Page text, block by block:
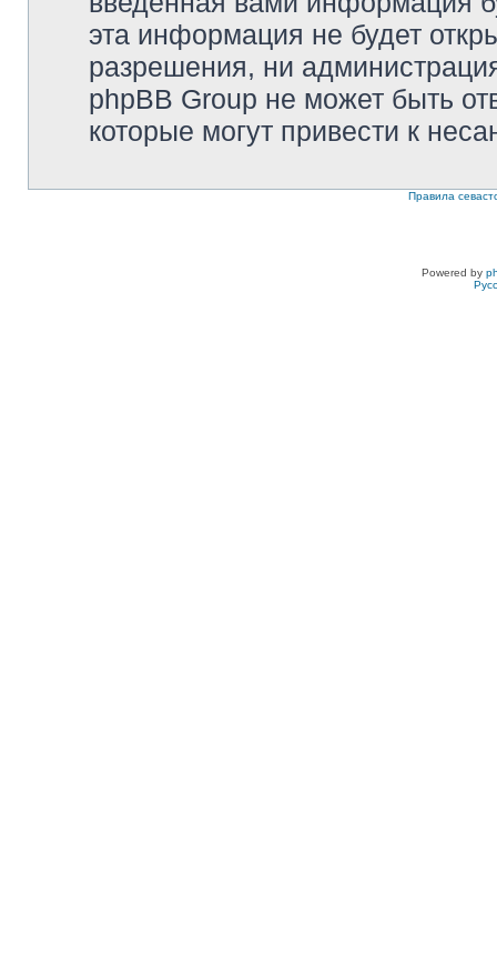
эта информация не будет
разрешения, ни
phpBB Group не может быть
которые могут привести к
Правила
Powered by